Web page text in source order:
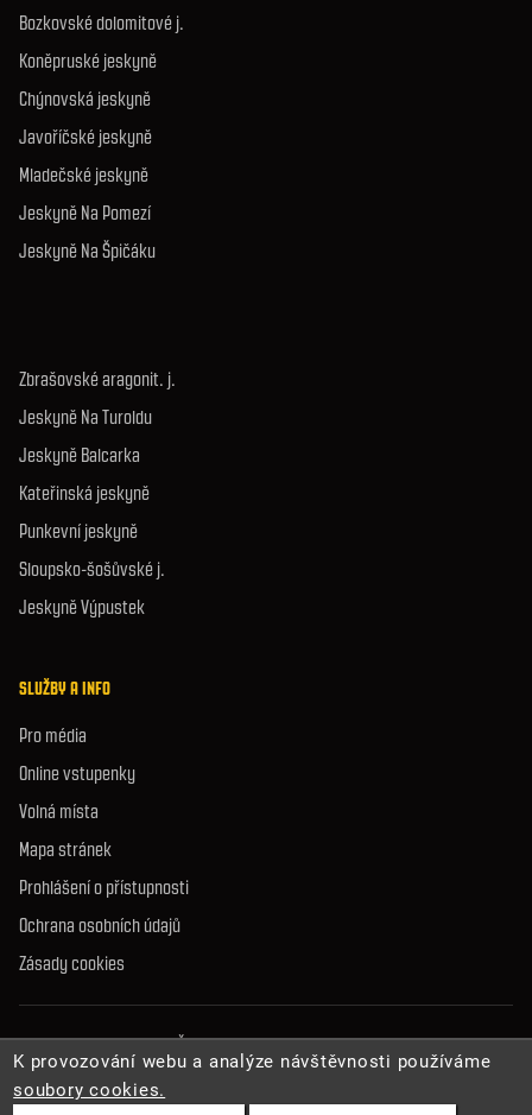
Bozkovské dolomitové j.
Koněpruské jeskyně
Chýnovská jeskyně
Javoříčské jeskyně
Mladečské jeskyně
Jeskyně Na Pomezí
Jeskyně Na Špičáku
Zbrašovské aragonit. j.
Jeskyně Na Turoldu
Jeskyně Balcarka
Kateřinská jeskyně
Punkevní jeskyně
Sloupsko-šošůvské j.
Jeskyně Výpustek
SLUŽBY A INFO
Pro média
Online vstupenky
Volná místa
Mapa stránek
Prohlášení o přístupnosti
Ochrana osobních údajů
Zásady cookies
© 2026 Správa jeskyní České republiky. Všechna práva vyhrazena.
K provozování webu a analýze návštěvnosti používáme
soubory cookies.